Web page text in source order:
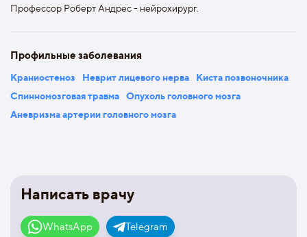
Написать врачу
WhatsApp Telegram
Профессор Роберт Андрес - нейрохирург.
Профильные заболевания
Краниостеноз Неврит лицевого нерва
Киста позвоночника
Спинномозговая травма Опухоль головного мозга
Аневризма артерии головного мозга